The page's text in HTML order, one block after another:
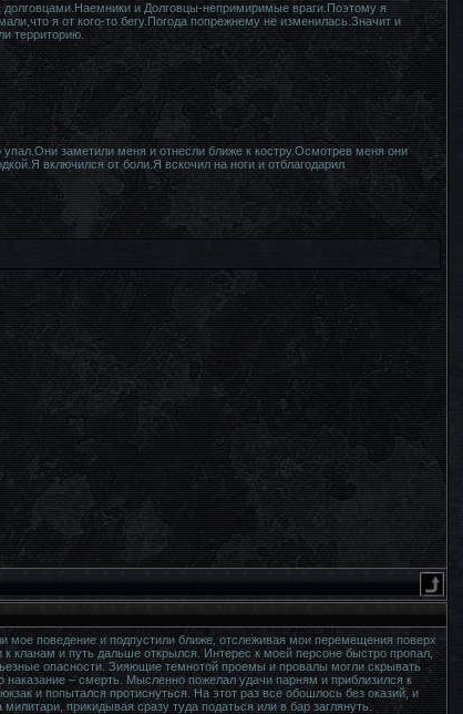
и Долговцы-непримиримые враги.Поэтому я
я от кого-то бегу.Погода попрежнему не изменилась.Значит и
территорию.
заметили меня и отнесли ближе к костру.Осмотрев меня они
включился от боли.Я вскочил на ноги и отблагодарил
мое поведение и подпустили ближе, отслеживая мои перемещения поверх
кланам и путь дальше открылся. Интерес к моей персоне быстро пропал,
опасности. Зияющие темнотой проемы и провалы могли скрывать
наказание – смерть. Мысленно пожелал удачи парням и приблизился к
и попытался протиснуться. На этот раз все обошлось без оказий, и
прикидывая сразу туда податься или в бар заглянуть.